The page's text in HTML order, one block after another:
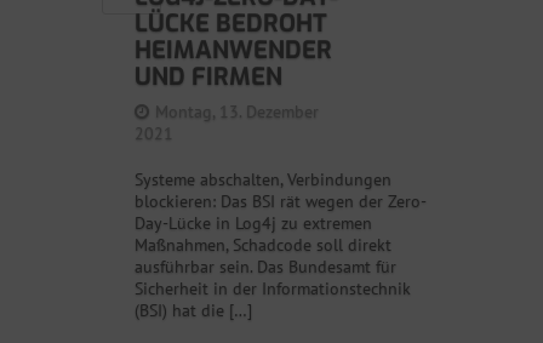
LÜCKE BEDROHT
HEIMANWENDER
UND FIRMEN
Montag, 13. Dezember
2021
Systeme abschalten, Verbindungen
blockieren: Das BSI rät wegen der Zero-
Day-Lücke in Log4j zu extremen
Maßnahmen, Schadcode soll direkt
ausführbar sein. Das Bundesamt für
Sicherheit in der Informationstechnik
(BSI) hat die […]